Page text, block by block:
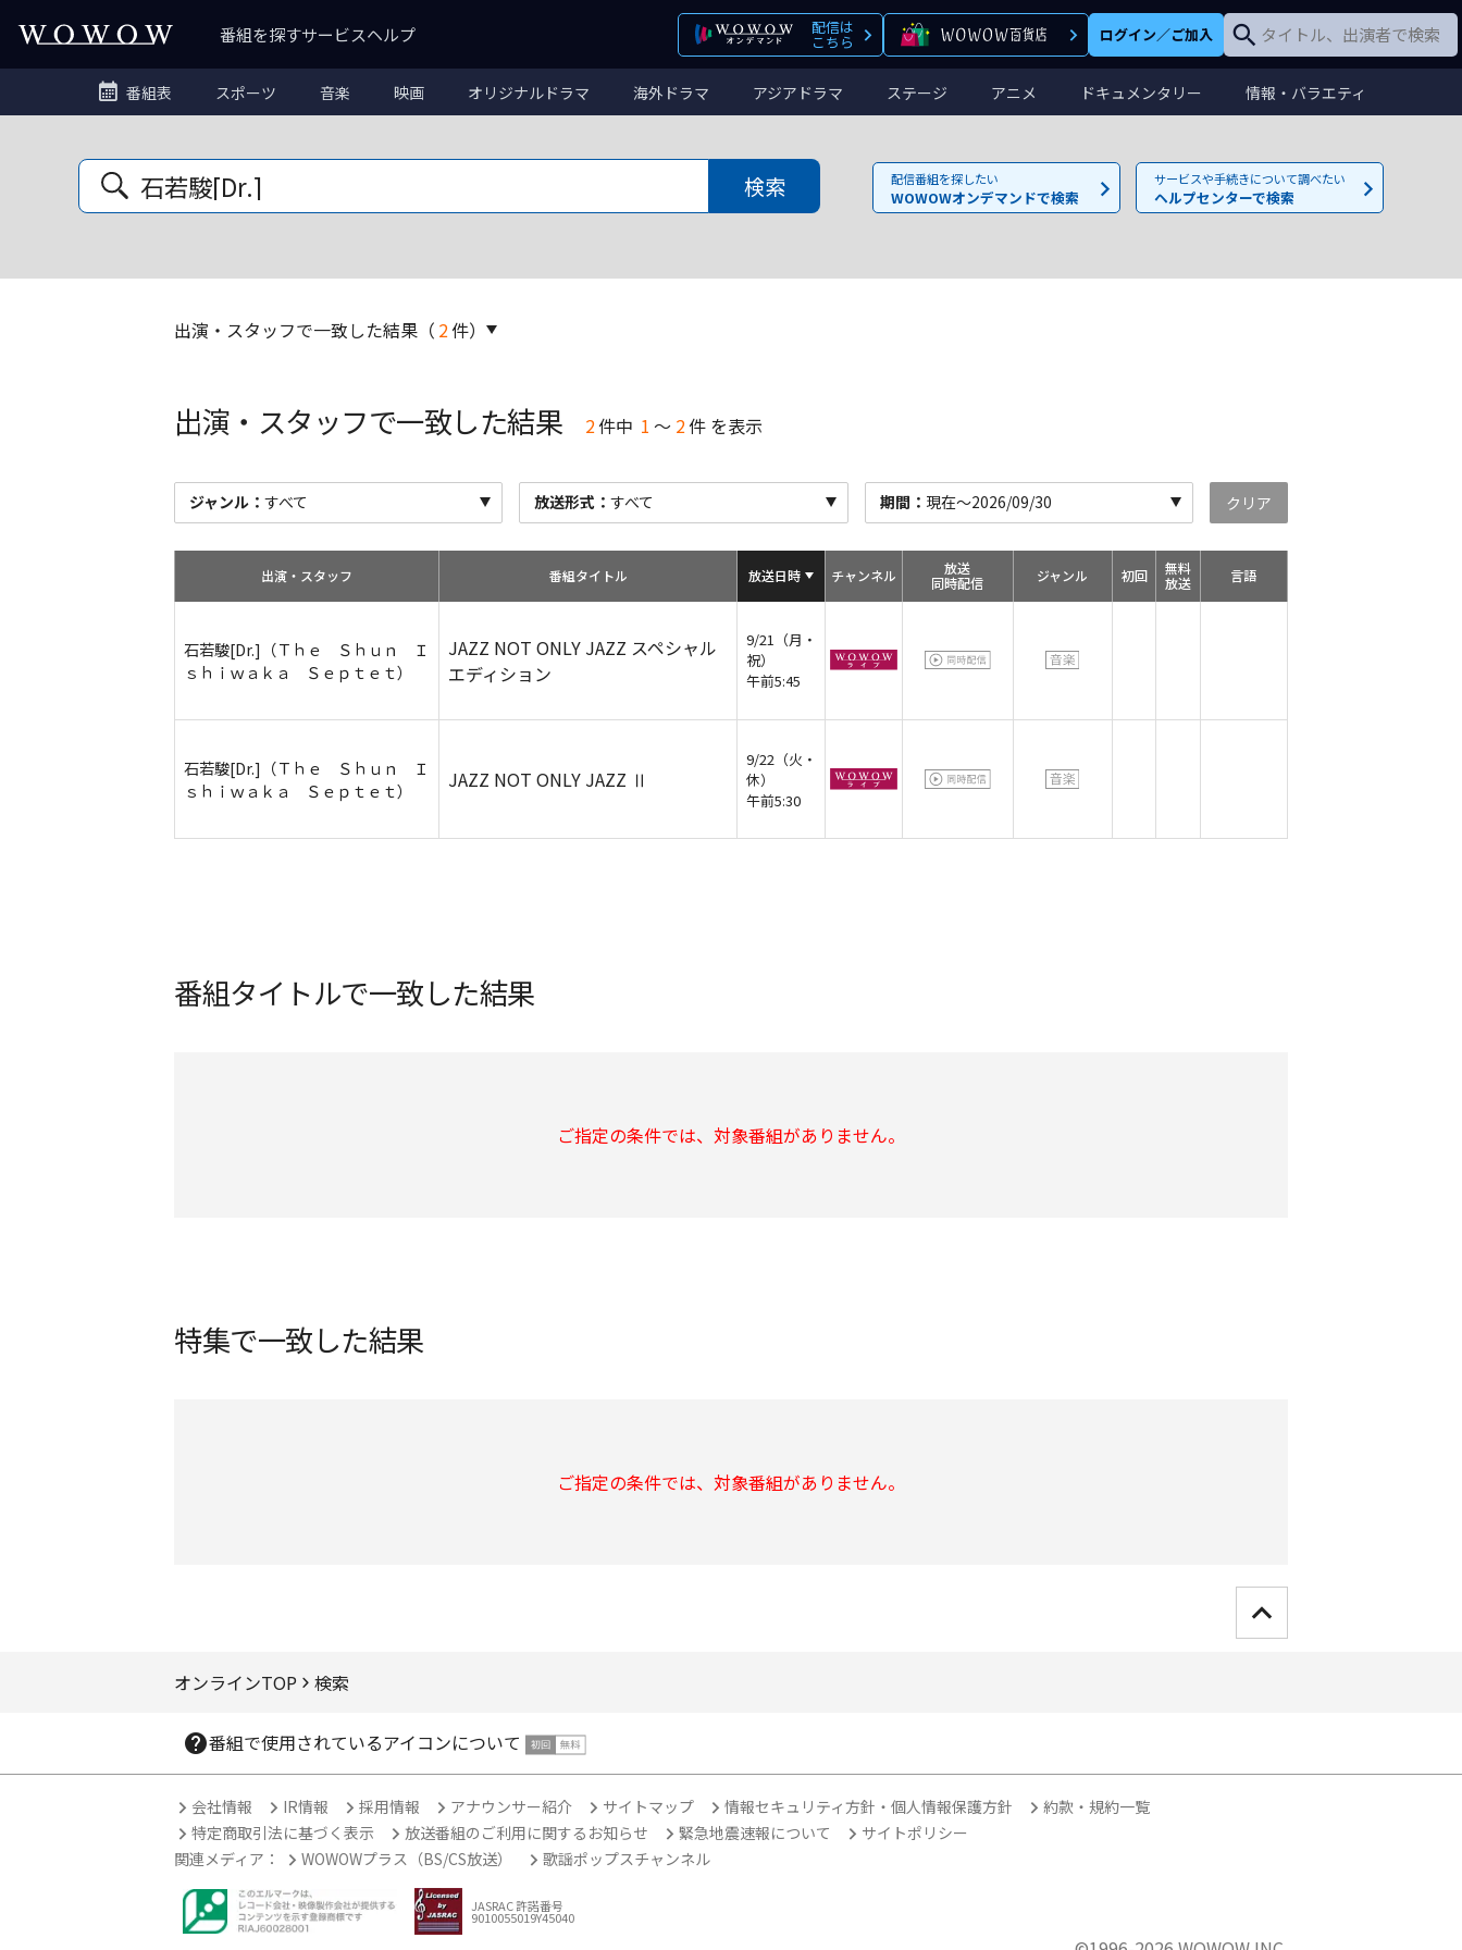
番組を探すサービスヘルプ 配信は
こちら ログイン／ご加入
番組表 スポーツ 音楽 映画 オリジナルドラマ 海外ドラマ アジアドラマ ステージ アニメ ドキュメンタリー 情報・バラエティ
配信番組を探したい
WOWOWオンデマンドで検索
サービスや手続きについて調べたい
ヘルプセンターで検索
出演・スタッフで一致した結果 （ 2件）
出演・スタッフで一致した結果 2件中 1 ～ 2件 を表示
ジャンル： すべて 放送形式：すべて 期間： 現在～2026/09/30 クリア
出演・スタッフ 番組タイトル 放送日時 チャンネル
放送
同時配信
ジャンル 初回
無料
放送
言語
石若駿[Dr.]（Ｔｈｅ Ｓｈｕｎ Ｉ
ｓｈｉｗａｋａ Ｓｅｐｔｅｔ）
JAZZ NOT ONLY JAZZ スペシャル
エディション
9/21（月・
祝）
午前5:45
石若駿[Dr.]（Ｔｈｅ Ｓｈｕｎ Ｉ
ｓｈｉｗａｋａ Ｓｅｐｔｅｔ）
JAZZ NOT ONLY JAZZ Ⅱ
9/22（火・
休）
午前5:30
番組タイトルで一致した結果
ご指定の条件では、対象番組がありません。
特集で一致した結果
ご指定の条件では、対象番組がありません。
オンラインTOP
検索
番組で使用されているアイコンについて
会社情報 IR情報 採用情報 アナウンサー紹介 サイトマップ 情報セキュリティ方針・個人情報保護方針
約款・規約一覧
特定商取引法に基づく表示
放送番組のご利用に関するお知らせ 緊急地震速報について
サイトポリシー
関連メディア：
WOWOWプラス（BS/CS放送） 歌謡ポップスチャンネル
JASRAC 許諾番号
9010055019Y45040